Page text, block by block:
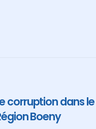
corruption dans
Boeny